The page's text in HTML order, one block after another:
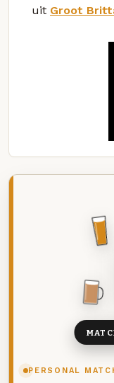
uit Groot
PERSONAL